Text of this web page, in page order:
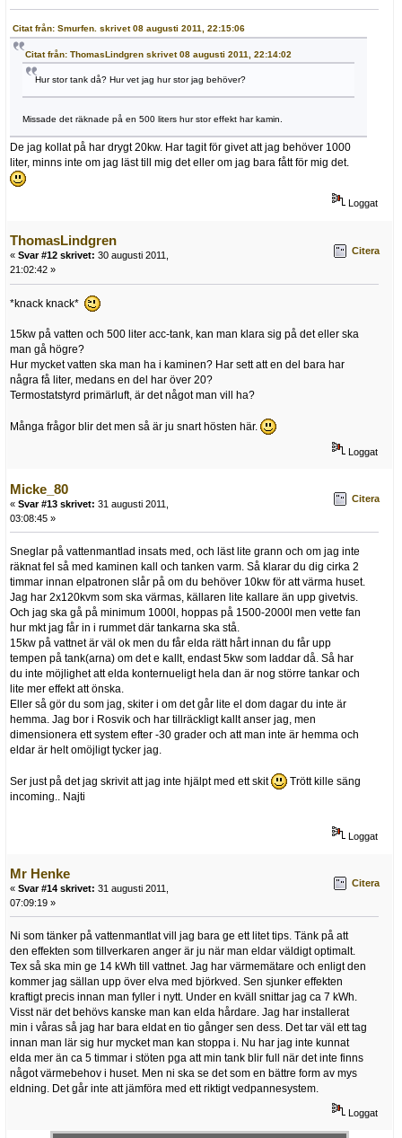
Citat från: Smurfen. skrivet 08 augusti 2011, 22:15:06
Citat från: ThomasLindgren skrivet 08 augusti 2011, 22:14:02
Hur stor tank då? Hur vet jag hur stor jag behöver?
Missade det räknade på en 500 liters hur stor effekt har kamin.
De jag kollat på har drygt 20kw. Har tagit för givet att jag behöver 1000
liter, minns inte om jag läst till mig det eller om jag bara fått för mig det.
Loggat
ThomasLindgren
« Svar #12 skrivet: 30 augusti 2011,
21:02:42 »
Citera
*knack knack*
15kw på vatten och 500 liter acc-tank, kan man klara sig på det eller ska
man gå högre?
Hur mycket vatten ska man ha i kaminen? Har sett att en del bara har
några få liter, medans en del har över 20?
Termostatstyrd primärluft, är det något man vill ha?
Många frågor blir det men så är ju snart hösten här.
Loggat
Micke_80
« Svar #13 skrivet: 31 augusti 2011,
03:08:45 »
Citera
Sneglar på vattenmantlad insats med, och läst lite grann och om jag inte
räknat fel så med kaminen kall och tanken varm. Så klarar du dig cirka 2
timmar innan elpatronen slår på om du behöver 10kw för att värma huset.
Jag har 2x120kvm som ska värmas, källaren lite kallare än upp givetvis.
Och jag ska gå på minimum 1000l, hoppas på 1500-2000l men vette fan
hur mkt jag får in i rummet där tankarna ska stå.
15kw på vattnet är väl ok men du får elda rätt hårt innan du får upp
tempen på tank(arna) om det e kallt, endast 5kw som laddar då. Så har
du inte möjlighet att elda konternueligt hela dan är nog större tankar och
lite mer effekt att önska.
Eller så gör du som jag, skiter i om det går lite el dom dagar du inte är
hemma. Jag bor i Rosvik och har tillräckligt kallt anser jag, men
dimensionera ett system efter -30 grader och att man inte är hemma och
eldar är helt omöjligt tycker jag.
Ser just på det jag skrivit att jag inte hjälpt med ett skit
Trött kille säng
incoming.. Najti
Loggat
Mr Henke
« Svar #14 skrivet: 31 augusti 2011,
07:09:19 »
Citera
Ni som tänker på vattenmantlat vill jag bara ge ett litet tips. Tänk på att
den effekten som tillverkaren anger är ju när man eldar väldigt optimalt.
Tex så ska min ge 14 kWh till vattnet. Jag har värmemätare och enligt den
kommer jag sällan upp över elva med björkved. Sen sjunker effekten
kraftigt precis innan man fyller i nytt. Under en kväll snittar jag ca 7 kWh.
Visst när det behövs kanske man kan elda hårdare. Jag har installerat
min i våras så jag har bara eldat en tio gånger sen dess. Det tar väl ett tag
innan man lär sig hur mycket man kan stoppa i. Nu har jag inte kunnat
elda mer än ca 5 timmar i stöten pga att min tank blir full när det inte finns
något värmebehov i huset. Men ni ska se det som en bättre form av mys
eldning. Det går inte att jämföra med ett riktigt vedpannesystem.
Loggat